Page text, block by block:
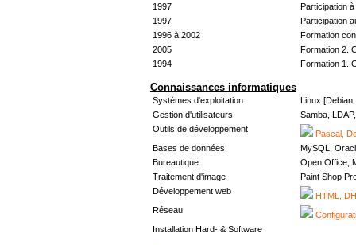
1997
Participation à
1997
Participation
1996 à 2002
Formation
2005
Formation 2.
1994
Formation 1.
Connaissances informatiques
Systèmes d'exploitation
Linux
Gestion d'utilisateurs
Samba,
Outils de développement
Pascal,
Bases de données
MySQL,
Bureautique
Open Office,
Traitement d'image
Paint Shop
Développement web
HTML,
Réseau
Installation Hard- & Software